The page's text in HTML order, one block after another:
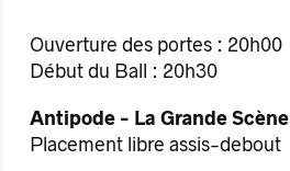
Ouverture des portes : 20h00
Début du Ball : 20h30
Antipode - La Grande Scène
Placement libre assis-debout